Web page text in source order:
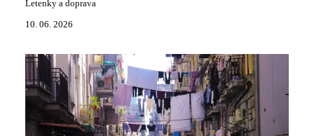
Letenky a doprava
10. 06. 2026